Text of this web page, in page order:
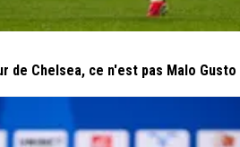
de Chelsea, ce n'est pas Malo Gusto